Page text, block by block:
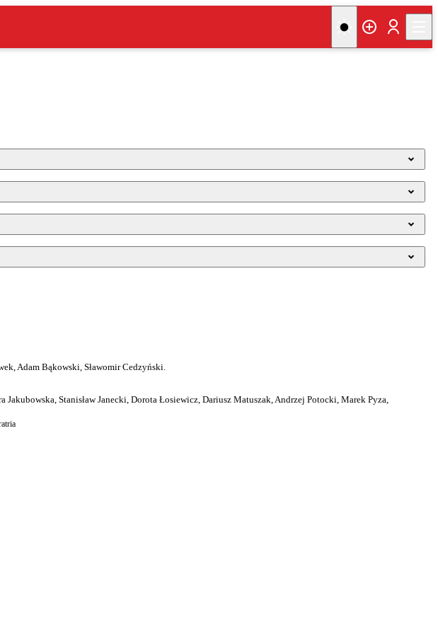
Adam Bąkowski, Sławomir Cedzyński.
Stanisław Janecki, Dorota Łosiewicz, Dariusz Matuszak, Andrzej Potocki, Marek Pyza,